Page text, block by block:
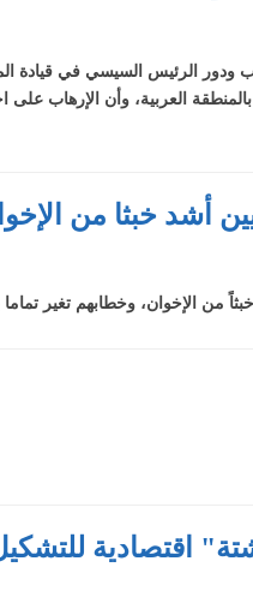
ودور الرئيس السيسي في قيادة
العربية، وأن الإرهاب
أشد خبثا من
بعد ثورة 30 يونيو تجاه المرأة والأقباط
اقتصادية